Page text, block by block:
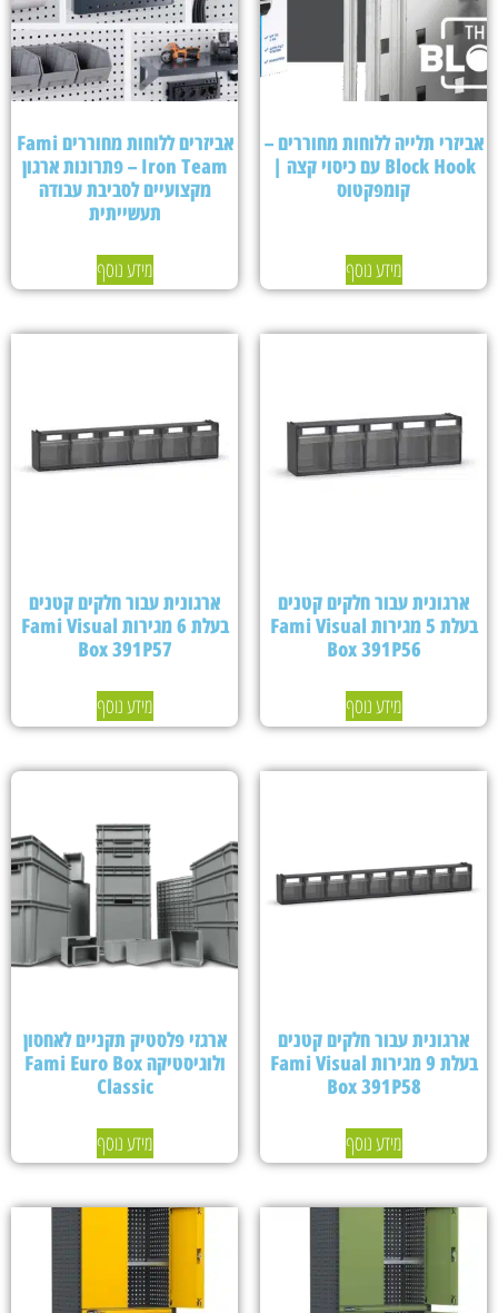
אביזרי תלייה ללוחות מחוררים –
Block Hook עם כיסוי קצה |
קומפקטוס
מידע נוסף
אביזרים ללוחות מחוררים Fami
Iron Team – פתרונות ארגון
מקצועיים לסביבת עבודה
תעשייתית
מידע נוסף
ארגונית עבור חלקים קטנים
בעלת 5 מגירות Fami Visual
Box 391P56
מידע נוסף
ארגונית עבור חלקים קטנים
בעלת 6 מגירות Fami Visual
Box 391P57
מידע נוסף
ארגונית עבור חלקים קטנים
בעלת 9 מגירות Fami Visual
Box 391P58
מידע נוסף
ארגזי פלסטיק תקניים לאחסון
ולוגיסטיקה Fami Euro Box
Classic
מידע נוסף